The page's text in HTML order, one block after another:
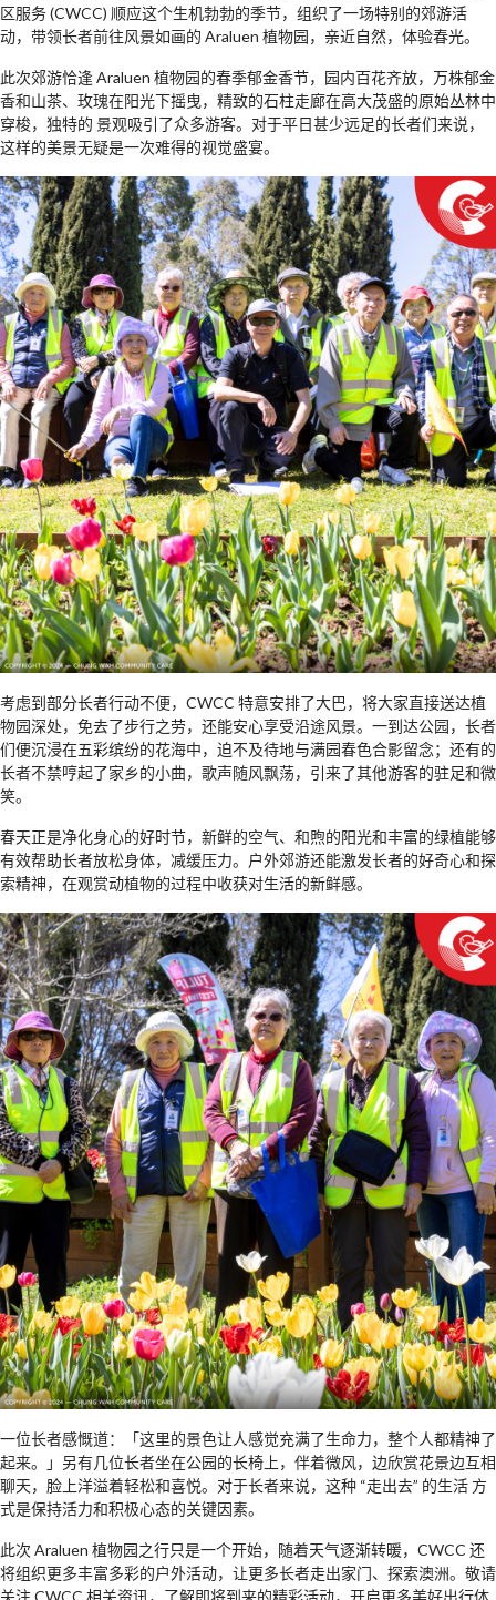
区服务 (CWCC) 顺应这个生机勃勃的季节，组织了一场特别的郊游活
动，带领长者前往风景如画的 Araluen 植物园，亲近自然，体验春光。
此次郊游恰逢 Araluen 植物园的春季郁金香节，园内百花齐放，万株郁金
香和山茶、玫瑰在阳光下摇曳，精致的石柱走廊在高大茂盛的原始丛林中
穿梭，独特的 景观吸引了众多游客。对于平日甚少远足的长者们来说，
这样的美景无疑是一次难得的视觉盛宴。
考虑到部分长者行动不便，CWCC 特意安排了大巴，将大家直接送达植
物园深处，免去了步行之劳，还能安心享受沿途风景。一到达公园，长者
们便沉浸在五彩缤纷的花海中，迫不及待地与满园春色合影留念；还有的
长者不禁哼起了家乡的小曲，歌声随风飘荡，引来了其他游客的驻足和微
笑。
春天正是净化身心的好时节，新鲜的空气、和煦的阳光和丰富的绿植能够
有效帮助长者放松身体，减缓压力。户外郊游还能激发长者的好奇心和探
索精神，在观赏动植物的过程中收获对生活的新鲜感。
一位长者感慨道：「这里的景色让人感觉充满了生命力，整个人都精神了
起来。」另有几位长者坐在公园的长椅上，伴着微风，边欣赏花景边互相
聊天，脸上洋溢着轻松和喜悦。对于长者来说，这种 “走出去” 的生活 方
式是保持活力和积极心态的关键因素。
此次 Araluen 植物园之行只是一个开始，随着天气逐渐转暖，CWCC 还
将组织更多丰富多彩的户外活动，让更多长者走出家门、探索澳洲。敬请
关注 CWCC 相关资讯，了解即将到来的精彩活动，开启更多美好出行体